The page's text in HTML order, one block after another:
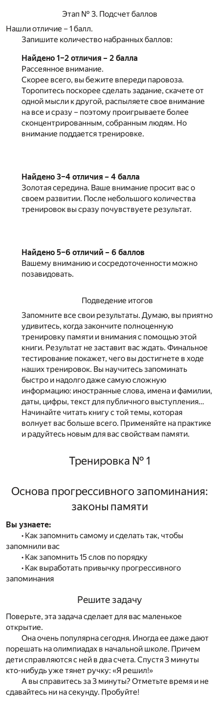
Этап № 3. Подсчет баллов
Нашли отличие – 1 балл.
Запишите количество набранных баллов:
Найдено 1–2 отличия – 2 балла
Рассеянное внимание.
Скорее всего, вы бежите впереди паровоза.
Торопитесь поскорее сделать задание, скачете от
одной мысли к другой, распыляете свое внимание
на все и сразу – поэтому проигрываете более
сконцентрированным, собранным людям. Но
внимание поддается тренировке.
Найдено 3–4 отличия – 4 балла
Золотая середина. Ваше внимание просит вас о
своем развитии. После небольшого количества
тренировок вы сразу почувствуете результат.
Найдено 5–6 отличий – 6 баллов
Вашему вниманию и сосредоточенности можно
позавидовать.
Подведение итогов
Запомните все свои результаты. Думаю, вы приятно
удивитесь, когда закончите полноценную
тренировку памяти и внимания с помощью этой
книги. Результат не заставит вас ждать. Финальное
тестирование покажет, чего вы достигнете в ходе
наших тренировок. Вы научитесь запоминать
быстро и надолго даже самую сложную
информацию: иностранные слова, имена и фамилии,
даты, цифры, текст для публичного выступления…
Начинайте читать книгу с той темы, которая
волнует вас больше всего. Применяйте на практике
и радуйтесь новым для вас свойствам памяти.
Тренировка № 1
Основа прогрессивного запоминания:
законы памяти
Вы узнаете:
• Как запомнить самому и сделать так, чтобы
запомнили вас
• Как запомнить 15 слов по порядку
• Как выработать привычку прогрессивного
запоминания
Решите задачу
Поверьте, эта задача сделает для вас маленькое
открытие.
Она очень популярна сегодня. Иногда ее даже дают
порешать на олимпиадах в начальной школе. Причем
дети справляются с ней в два счета. Спустя 3 минуты
кто-нибудь уже тянет ручку: «Я решил!»
А вы справитесь за 3 минуты? Отметьте время и не
сдавайтесь ни на секунду. Пробуйте!